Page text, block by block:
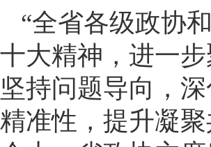
“全省各级政协
十大精神，进一
坚持问题导向，
精准性，提升凝